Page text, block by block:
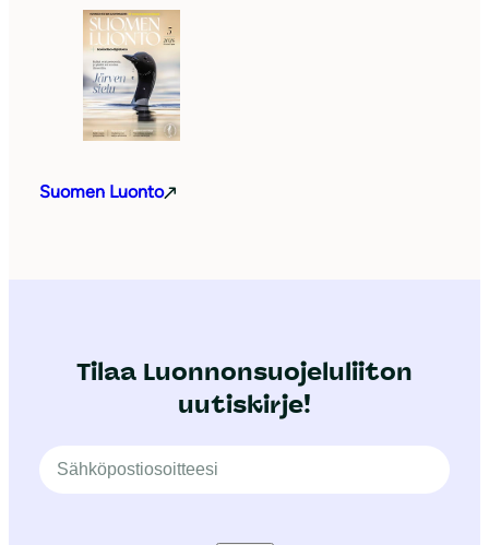
Suomen Luonto
Tilaa Luonnonsuojeluliiton
uutiskirje!